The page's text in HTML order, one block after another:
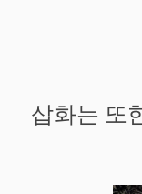
삽화는 또